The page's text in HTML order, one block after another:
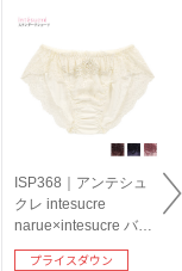
ISP368｜アンテシュ
クレ intesucre
narue×intesucre バス
トアップブラ IBT368
プライスダウン